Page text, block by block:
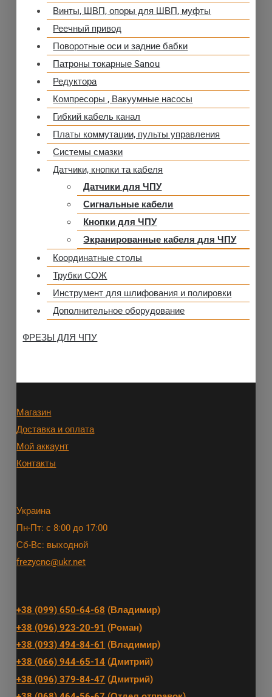
Винты, ШВП, опоры для ШВП, муфты
Реечный привод
Поворотные оси и задние бабки
Патроны токарные Sanou
Редуктора
Компресоры , Вакуумные насосы
Гибкий кабель канал
Платы коммутации, пульты управления
Системы смазки
Датчики, кнопки та кабеля
Датчики для ЧПУ
Сигнальные кабели
Кнопки для ЧПУ
Экранированные кабеля для ЧПУ
Координатные столы
Трубки СОЖ
Инструмент для шлифования и полировки
Дополнительное оборудование
ФРЕЗЫ ДЛЯ ЧПУ
Магазин
Доставка и оплата
Мой аккаунт
Контакты
Украина
Пн-Пт: с 8:00 до 17:00
Сб-Вс: выходной
frezycnc@ukr.net
+38 (099) 650-64-68 (Владимир)
+38 (096) 923-20-91 (Роман)
+38 (093) 494-84-61 (Владимир)
+38 (066) 944-65-14 (Дмитрий)
+38 (096) 379-84-47 (Дмитрий)